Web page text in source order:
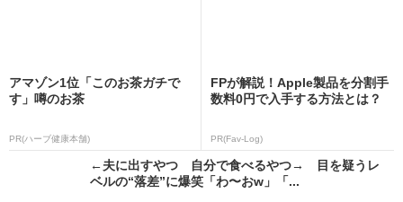
アマゾン1位「このお茶ガチで
す」噂のお茶
PR(ハーブ健康本舗)
FPが解説！Apple製品を分割手
数料0円で入手する方法とは？
PR(Fav-Log)
←夫に出すやつ 自分で食べるやつ→ 目を疑うレ
ベルの“落差”に爆笑「わ〜おw」「...